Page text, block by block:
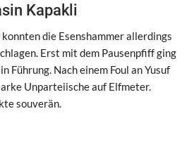
Kapakli
die Esenshammer allerdings
Erst mit dem Pausenpfiff ging
Führung. Nach einem Foul an Yusuf
Unparteiische auf Elfmeter.
souverän.